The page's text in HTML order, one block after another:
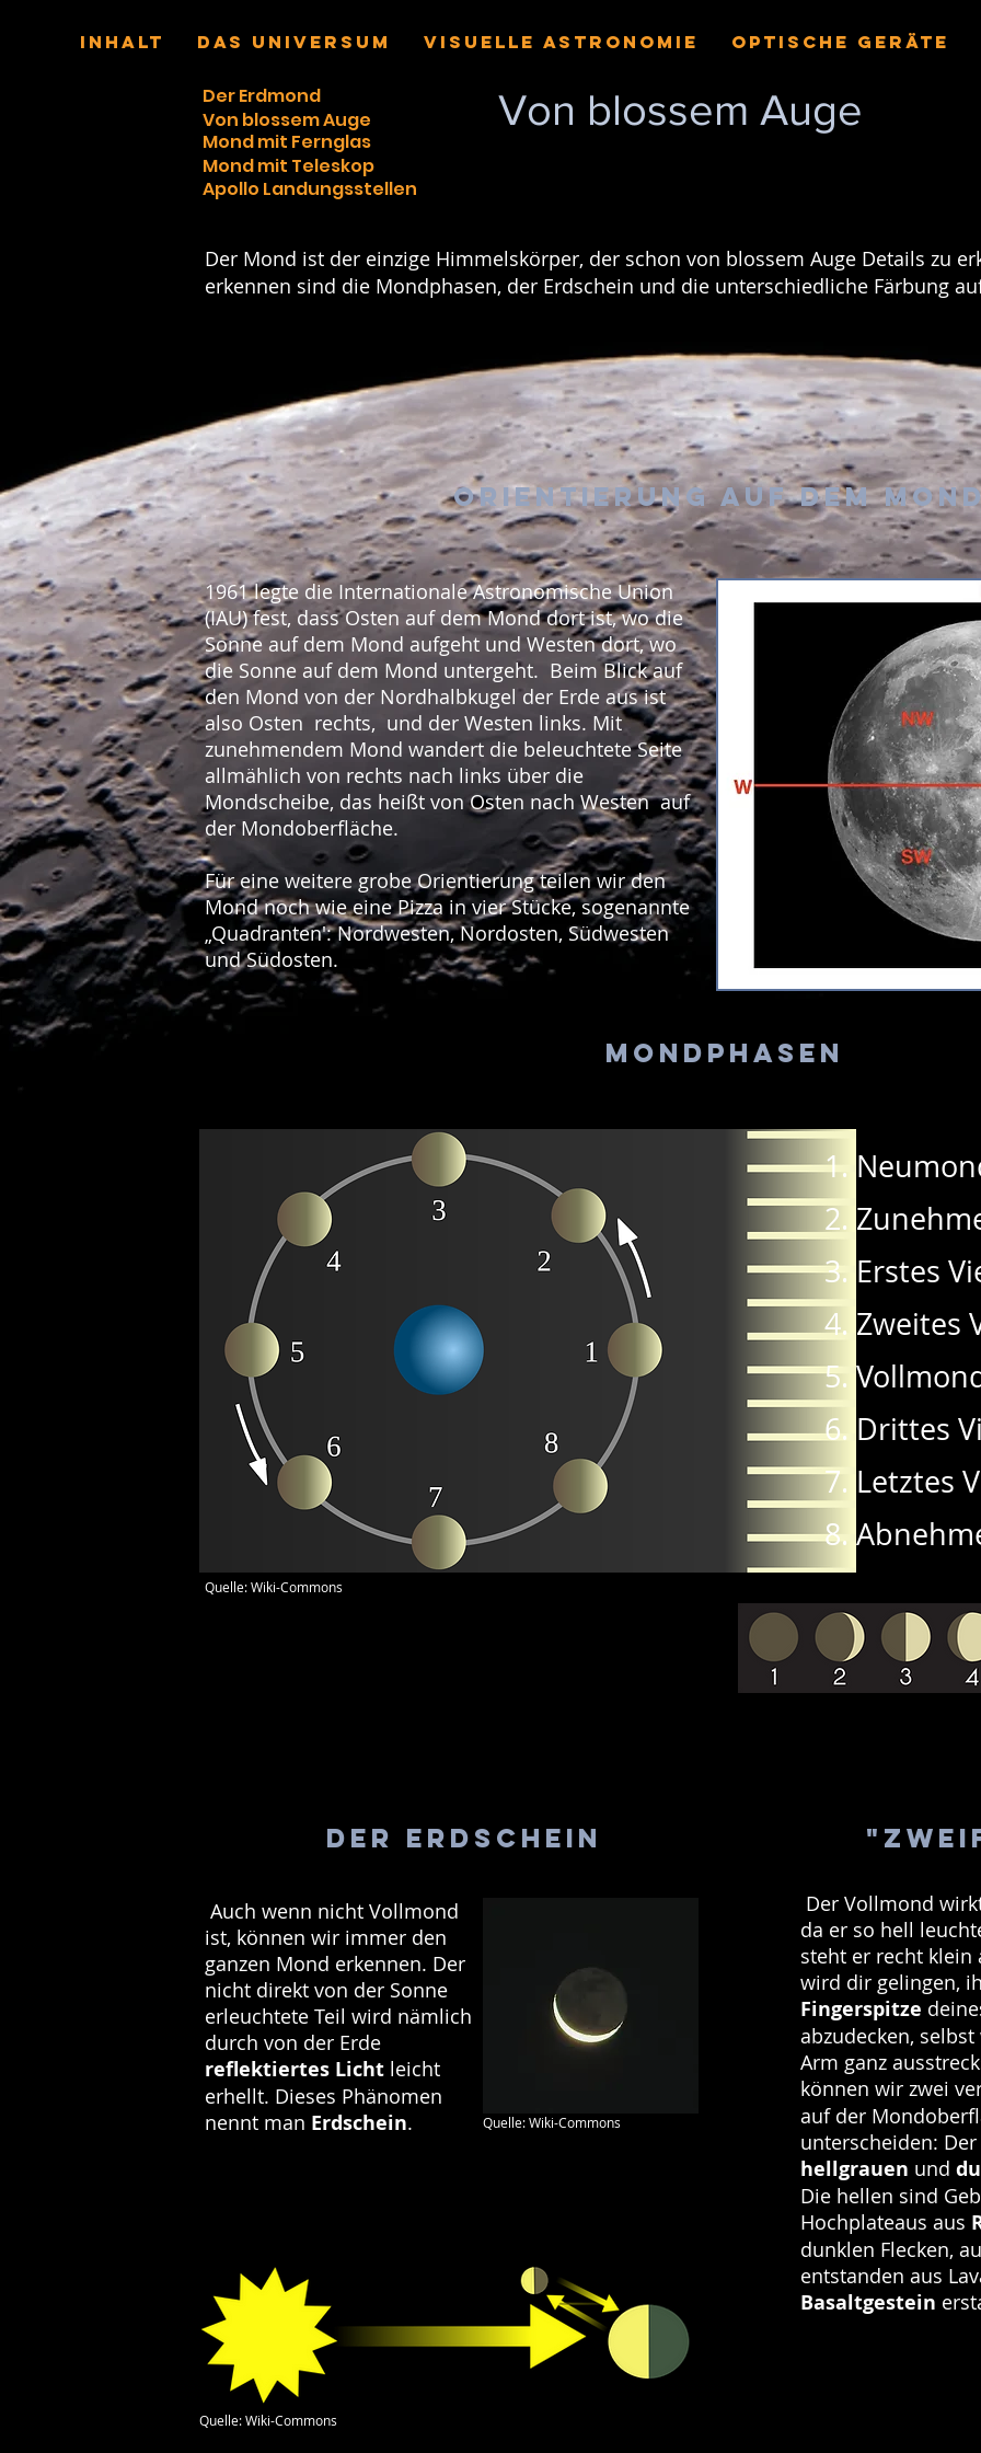
INHALT Das Universum VISUELLE ASTRONOMIE OPTISCHE GERÄTE
Der Erdmond
Mond mit Fernglas
Von blossem Auge
Mond mit Teleskop
Apollo Landungsstellen
Von blossem Auge
Der Mond ist der einzige Himmelskörper, der schon von blossem Auge Details zu
erkennen sind die Mondphasen, der Erdschein und die unterschiedliche Färbung
Orientierung auf dem
1961 legte die Internationale Astronomische Union
(IAU) fest, dass Osten auf dem Mond dort ist, wo die
Sonne auf dem Mond aufgeht und Westen dort, wo
die Sonne auf dem Mond untergeht. Beim Blick auf
den Mond von der Nordhalbkugel der Erde aus ist
also Osten rechts, und der Westen links. Mit
zunehmendem Mond wandert die beleuchtete Seite
allmählich von rechts nach links über die
Mondscheibe, das heißt von Osten nach Westen auf
der Mondoberfläche.
Für eine weitere grobe Orientierung teilen wir den
Mond noch wie eine Pizza in vier Stücke, sogenannte
„Quadranten': Nordwesten, Nordosten, Südwesten
und Südosten.
Mondphasen
Erstes
Zweites
Drittes
Letztes
Quelle: Wiki-Commons
Der Erdschein
Auch wenn nicht Vollmond
ist, können wir immer den
ganzen Mond erkennen. Der
nicht direkt von der Sonne
erleuchtete Teil wird nämlich
durch von der Erde
reflektiertes Licht leicht
erhellt. Dieses Phänomen
nennt man Erdschein. Quelle: Wiki-Commons
Der Vollmond
da er so hell
steht er recht klein
wird dir gelingen,
Fingerspitze
abzudecken,
Arm ganz
können wir zwei
auf der
unterscheiden:
hellgrauen und
Die hellen sind
Hochplateaus aus
dunklen Flecken,
entstanden aus
Basaltgestein
Quelle: Wiki-Commons